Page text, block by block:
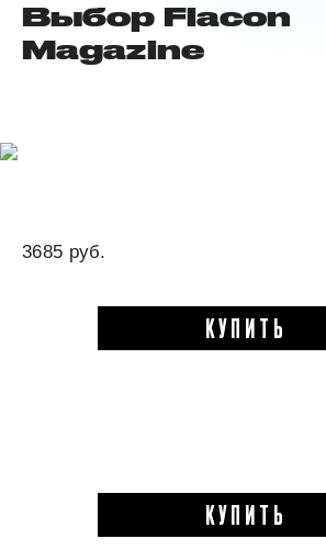
Выбор Flacon
Magazine
3685 руб.
КУПИТЬ
КУПИТЬ